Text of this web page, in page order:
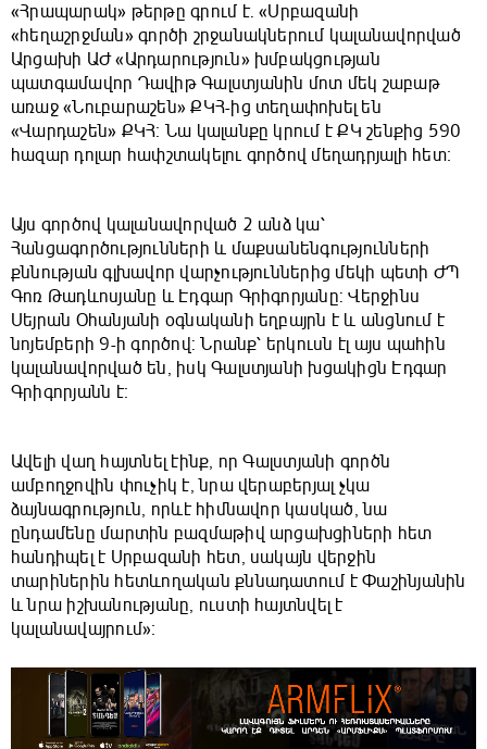
«Հրապարակ» թերթը գրում է. «Սրբազանի
«հեղաշրջման» գործի շրջանակներում կալանավորված
Արցախի ԱԺ «Արդարություն» խմբակցության
պատգամավոր Դավիթ Գալստյանին մոտ մեկ շաբաթ
առաջ «Նուբարաշեն» ՔԿՀ-ից տեղափոխել են
«Վարդաշեն» ՔԿՀ։ Նա կալանքը կրում է ՔԿ շենքից 590
հազար դոլար հափշտակելու գործով մեղադրյալի հետ։
Այս գործով կալանավորված 2 անձ կա՝
Հանցագործությունների և մաքսանենգությունների
քննության գլխավոր վարչություններից մեկի պետի ԺՊ
Գոռ Թադևոսյանը և Էդգար Գրիգորյանը: Վերջինս
Սեյրան Օհանյանի օգնականի եղբայրն է և անցնում է
նոյեմբերի 9-ի գործով: Նրանք՝ երկուսն էլ այս պահին
կալանավորված են, իսկ Գալստյանի խցակիցն Էդգար
Գրիգորյանն է։
Ավելի վաղ հայտնել էինք, որ Գալստյանի գործն
ամբողջովին փուչիկ է, նրա վերաբերյալ չկա
ձայնագրություն, որևէ հիմնավոր կասկած, նա
ընդամենը մարտին բազմաթիվ արցախցիների հետ
հանդիպել է Սրբազանի հետ, սակայն վերջին
տարիներին հետևողական քննադատում է Փաշինյանին
և նրա իշխանությանը, ուստի հայտնվել է
կալանավայրում»։